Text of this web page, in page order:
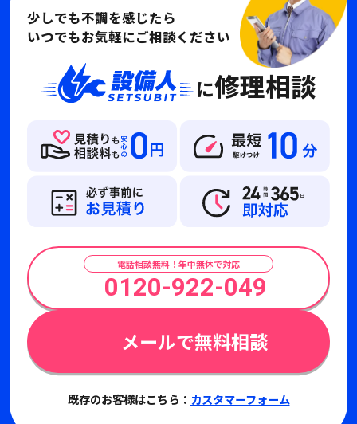
少しでも不調を感じたら
いつでもお気軽にご相談ください
に修理相談
電話相談無料！年中無休で対応
0120-922-049
メールで無料相談
既存のお客様はこちら： カスタマーフォーム